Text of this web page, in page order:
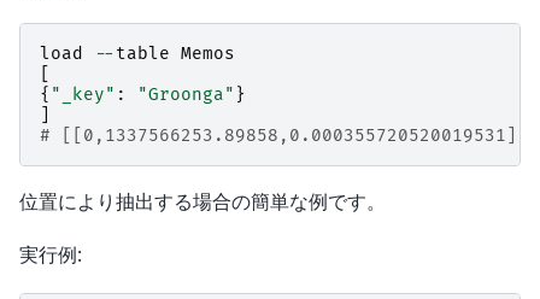
load -- table Memos
{ "_key" : "Groonga" }
#
位置により抽出する場合の簡単な例です。
実行例: